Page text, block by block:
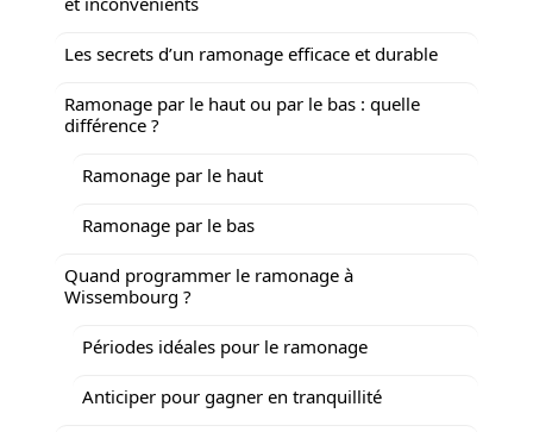
Les secrets d’un ramonage efficace et durable
Ramonage par le haut ou par le bas : quelle
différence ?
Ramonage par le haut
Ramonage par le bas
Quand programmer le ramonage à
Wissembourg ?
Périodes idéales pour le ramonage
Anticiper pour gagner en tranquillité